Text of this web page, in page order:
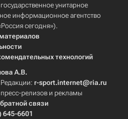
унитарное
информационное агентство
сегодня»).
технологий
А.В.
r-sport.internet@ria.ru
релизов и рекламы
связи
645-6601